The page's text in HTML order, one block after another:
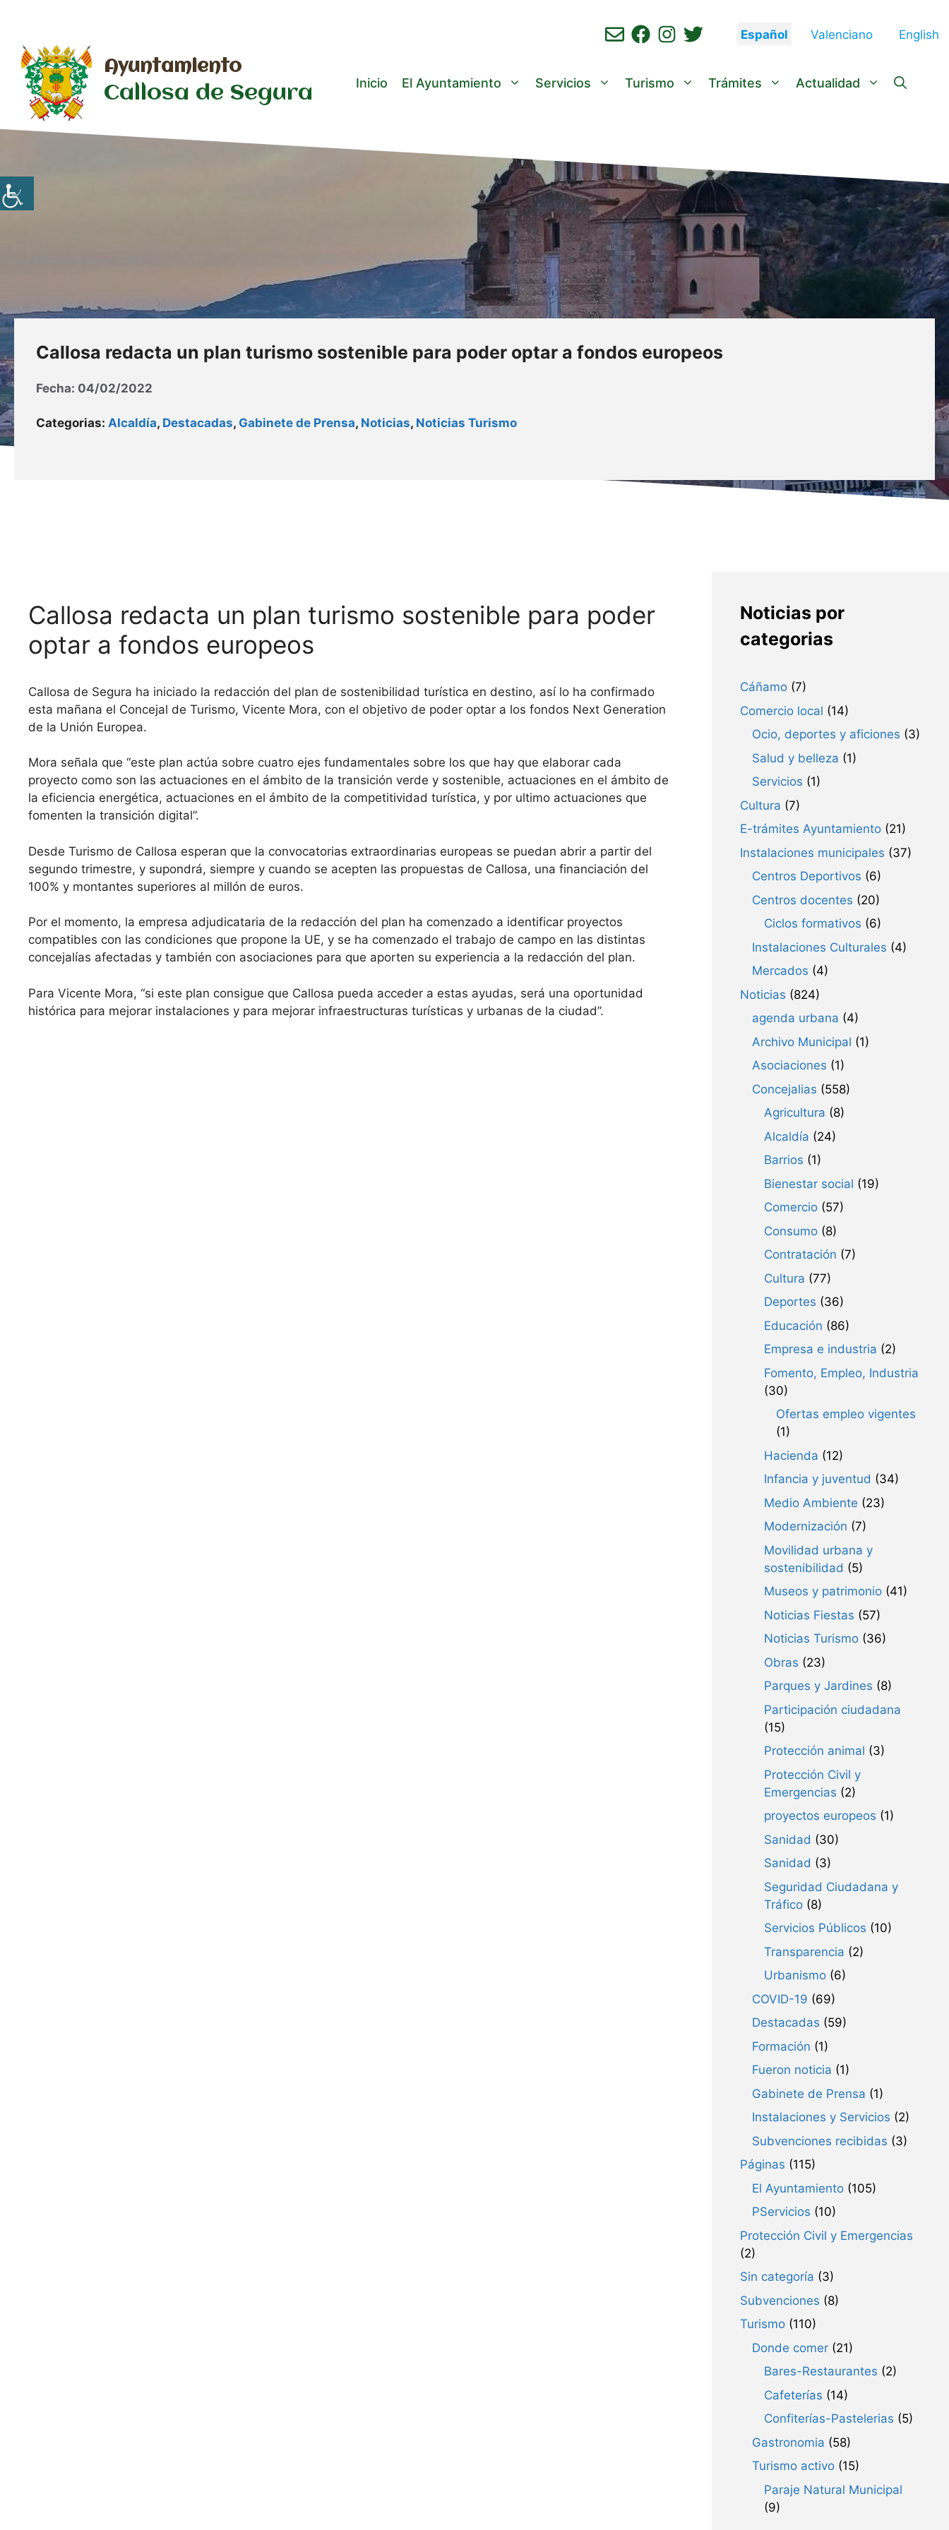
contenido
Español Valenciano English
Ayuntamiento
Callosa de Segura Inicio El Ayuntamiento Servicios Turismo Trámites Actualidad
Callosa redacta un plan turismo sostenible para poder optar a fondos europeos
Fecha: 04/02/2022
Categorias: Alcaldía, Destacadas, Gabinete de Prensa, Noticias, Noticias Turismo
Callosa redacta un plan turismo sostenible para poder
optar a fondos europeos
Callosa de Segura ha iniciado la redacción del plan de sostenibilidad turística en destino, así lo ha confirmado
esta mañana el Concejal de Turismo, Vicente Mora, con el objetivo de poder optar a los fondos Next Generation
de la Unión Europea.
Mora señala que “este plan actúa sobre cuatro ejes fundamentales sobre los que hay que elaborar cada
proyecto como son las actuaciones en el ámbito de la transición verde y sostenible, actuaciones en el ámbito de
la eficiencia energética, actuaciones en el ámbito de la competitividad turística, y por ultimo actuaciones que
fomenten la transición digital”.
Desde Turismo de Callosa esperan que la convocatorias extraordinarias europeas se puedan abrir a partir del
segundo trimestre, y supondrá, siempre y cuando se acepten las propuestas de Callosa, una financiación del
100% y montantes superiores al millón de euros.
Por el momento, la empresa adjudicataria de la redacción del plan ha comenzado a identificar proyectos
compatibles con las condiciones que propone la UE, y se ha comenzado el trabajo de campo en las distintas
concejalías afectadas y también con asociaciones para que aporten su experiencia a la redacción del plan.
Para Vicente Mora, “si este plan consigue que Callosa pueda acceder a estas ayudas, será una oportunidad
histórica para mejorar instalaciones y para mejorar infraestructuras turísticas y urbanas de la ciudad”.
Noticias por
categorias
Cáñamo (7)
Comercio local (14)
Ocio, deportes y aficiones (3)
Salud y belleza (1)
Servicios (1)
Cultura (7)
E-trámites Ayuntamiento (21)
Instalaciones municipales (37)
Centros Deportivos (6)
Centros docentes (20)
Ciclos formativos (6)
Instalaciones Culturales (4)
Mercados (4)
Noticias (824)
agenda urbana (4)
Archivo Municipal (1)
Asociaciones (1)
Concejalias (558)
Agricultura (8)
Alcaldía (24)
Barrios (1)
Bienestar social (19)
Comercio (57)
Consumo (8)
Contratación (7)
Cultura (77)
Deportes (36)
Educación (86)
Empresa e industria (2)
Fomento, Empleo, Industria
(30)
Ofertas empleo vigentes
(1)
Hacienda (12)
Infancia y juventud (34)
Medio Ambiente (23)
Modernización (7)
Movilidad urbana y
sostenibilidad (5)
Museos y patrimonio (41)
Noticias Fiestas (57)
Noticias Turismo (36)
Obras (23)
Parques y Jardines (8)
Participación ciudadana
(15)
Protección animal (3)
Protección Civil y
Emergencias (2)
proyectos europeos (1)
Sanidad (30)
Sanidad (3)
Seguridad Ciudadana y
Tráfico (8)
Servicios Públicos (10)
Transparencia (2)
Urbanismo (6)
COVID-19 (69)
Destacadas (59)
Formación (1)
Fueron noticia (1)
Gabinete de Prensa (1)
Instalaciones y Servicios (2)
Subvenciones recibidas (3)
Páginas (115)
El Ayuntamiento (105)
PServicios (10)
Protección Civil y Emergencias
(2)
Sin categoría (3)
Subvenciones (8)
Turismo (110)
Donde comer (21)
Bares-Restaurantes (2)
Cafeterías (14)
Confiterías-Pastelerias (5)
Gastronomia (58)
Turismo activo (15)
Paraje Natural Municipal
(9)